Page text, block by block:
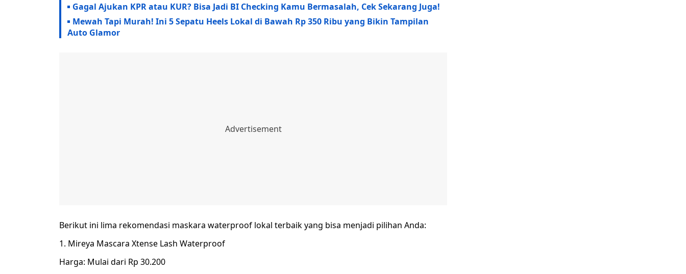
Gagal Ajukan KPR atau KUR? Bisa Jadi BI Checking Kamu Bermasalah, Cek Sekarang Juga!
Mewah Tapi Murah! Ini 5 Sepatu Heels Lokal di Bawah Rp 350 Ribu yang Bikin Tampilan
Auto Glamor
Berikut ini lima rekomendasi maskara waterproof lokal terbaik yang bisa menjadi pilihan Anda:
1. Mireya Mascara Xtense Lash Waterproof
Harga: Mulai dari Rp 30.200